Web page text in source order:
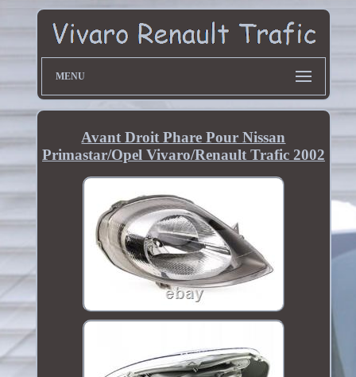
MENU
Avant Droit Phare Pour Nissan
Primastar/Opel Vivaro/Renault Trafic 2002